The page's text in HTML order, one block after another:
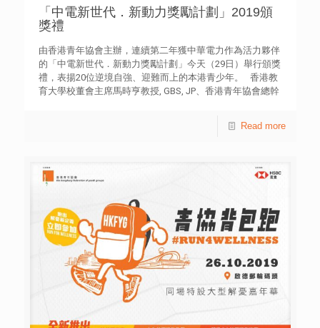
「中電新世代．新動力獎勵計劃」2019頒
獎禮
由香港青年協會主辦，連續第二年獲中華電力作為活力夥伴
的「中電新世代．新動力獎勵計劃」今天（29日）舉行頒獎
禮，表揚20位逆境自強、迎難而上的本港青少年。 香港教
育大學校董會主席馬時亨教授, GBS, JP、香港青年協會總幹
會總幹事何永昌先生表示，該獎勵計劃本年度共接獲超過
們年紀很輕，已面對人生極大挑戰，各有一段與別不同的成
長歷程，卻不畏艱辛，以堅定信念跨越難關。何永昌感謝中
電再度支持，攜手協助青年活出積極人生。 中華電力企業
發展總裁莊偉茵女士表示，今年是中華電力第二年支持香港
青年協會設立「中電新世代‧新動力獎勵計劃」，鼓勵青年人
逆境自強，積極面對人生，活動意義非凡。「中電服務香港
118年，與香港一起成長。除一直努力不懈為香港提供優質
可靠的供電服務，亦致力為香港發放更多正能量。得獎同學
雖然面對不同的困難，但他們並沒有怨天尤人，反而選擇勇
敢面對逆境，自強不息。他們更以自身經歷感動和鼓勵身邊
聚正能量的理念同出一轍。在未來一年，中電同事將繼續擔
Read more